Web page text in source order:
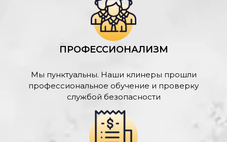
ПРОФЕССИОНАЛИЗМ
Мы пунктуальны. Наши клинеры прошли
профессиональное обучение и проверку
службой безопасности